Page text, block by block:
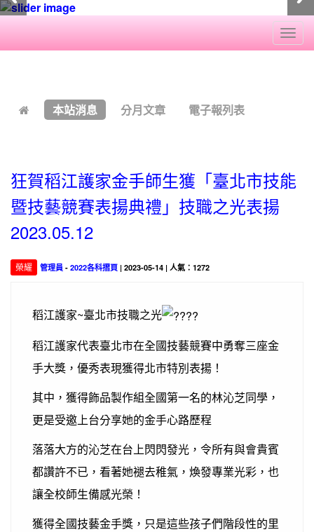
本站消息 分月文章 電子報列表
狂賀稻江護家金手師生獲「臺北市技能
暨技藝競賽表揚典禮」技職之光表揚
2023.05.12
榮耀 管理員 -2022各科摺頁 | 2023-05-14 | 人氣：1272
稻江護家~臺北市技職之光
稻江護家代表臺北市在全國技藝競賽中勇奪三座金
手大獎，優秀表現獲得北市特別表揚！
其中，獲得飾品製作組全國第一名的林沁芝同學，
更是受邀上台分享她的金手心路歷程
落落大方的沁芝在台上閃閃發光，令所有與會貴賓
都讚許不已，看著她褪去稚氣，煥發專業光彩，也
讓全校師生備感光榮！
獲得全國技藝金手獎，只是這些孩子們階段性的里